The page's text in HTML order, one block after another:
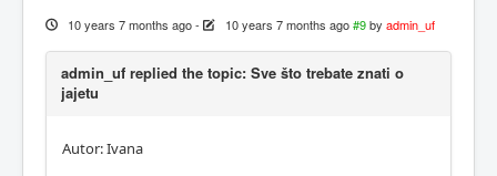
10 years 7 months ago- 10 years 7 months ago #9 by admin_uf
admin_uf replied the topic: Sve što trebate znati o
jajetu
Autor: Ivana